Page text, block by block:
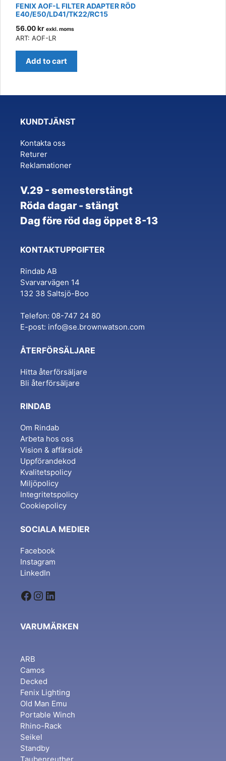
FENIX AOF-L FILTER ADAPTER RÖD
E40/E50/LD41/TK22/RC15
56.00kr exkl. moms
ART: AOF-LR
Add to cart
KUNDTJÄNST
Kontakta oss
Returer
Reklamationer
V.29 - semesterstängt
Röda dagar - stängt
Dag före röd dag öppet 8-13
KONTAKTUPPGIFTER
Rindab AB
Svarvarvägen 14
132 38 Saltsjö-Boo
Telefon: 08-747 24 80
E-post: info@se.brownwatson.com
ÅTERFÖRSÄLJARE
Hitta återförsäljare
Bli återförsäljare
RINDAB
Om Rindab
Arbeta hos oss
Vision & affärsidé
Uppförandekod
Kvalitetspolicy
Miljöpolicy
Integritetspolicy
Cookiepolicy
SOCIALA MEDIER
Facebook
Instagram
LinkedIn
Facebook
Instagram
LinkedIn
VARUMÄRKEN
ARB
Camos
Decked
Fenix Lighting
Old Man Emu
Portable Winch
Rhino-Rack
Seikel
Standby